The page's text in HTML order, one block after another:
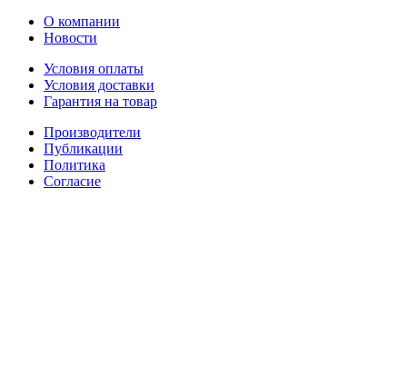
О компании
Новости
Условия оплаты
Условия доставки
Гарантия на товар
Производители
Публикации
Политика
Согласие